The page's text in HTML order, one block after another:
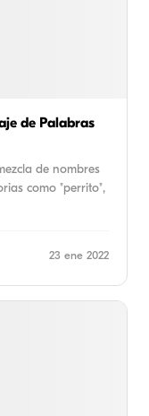
de Palabras
de nombres
como "perrito",
23 ene 2022